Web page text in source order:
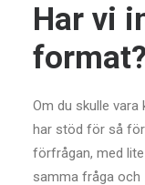
Har vi
format?
Om du skulle vara
har stöd för så
förfrågan, med
samma fråga